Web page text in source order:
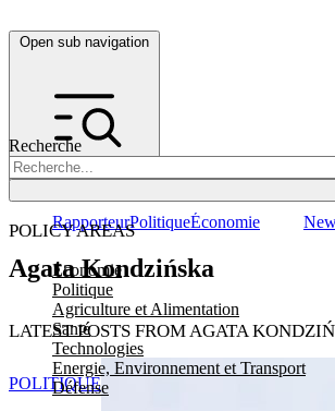
Open sub navigation
Recherche
POLICY AREAS
Economie
Politique
Agriculture et Alimentation
Santé
Technologies
Energie, Environnement et Transport
Défense
RapporteurPolitiqueÉconomie
Agata Kondzińska
LATEST POSTS FROM AGATA
POLITIQUE